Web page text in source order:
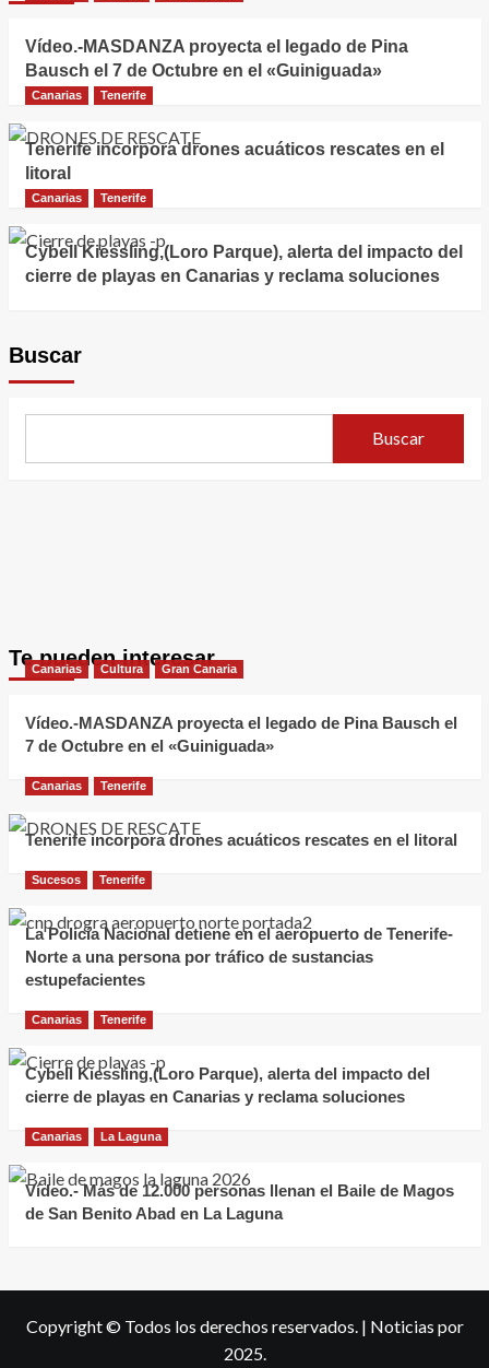
Vídeo.-MASDANZA proyecta el legado de Pina
Bausch el 7 de Octubre en el «Guiniguada»
Canarias Tenerife
Tenerife incorpora drones acuáticos rescates en el
litoral
Canarias Tenerife
Cybell Kiessling,(Loro Parque), alerta del impacto del
cierre de playas en Canarias y reclama soluciones
Buscar
Buscar
Te pueden interesar
Canarias Cultura Gran Canaria
Vídeo.-MASDANZA proyecta el legado de Pina Bausch el
7 de Octubre en el «Guiniguada»
Canarias Tenerife
Tenerife incorpora drones acuáticos rescates en el litoral
Sucesos Tenerife
La Policía Nacional detiene en el aeropuerto de Tenerife-
Norte a una persona por tráfico de sustancias
estupefacientes
Canarias Tenerife
Cybell Kiessling,(Loro Parque), alerta del impacto del
cierre de playas en Canarias y reclama soluciones
Canarias La Laguna
Vídeo.- Más de 12.000 personas llenan el Baile de Magos
de San Benito Abad en La Laguna
Copyright © Todos los derechos reservados. | Noticias por
2025.